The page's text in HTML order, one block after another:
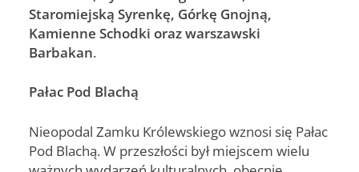
Staromiejską Syrenkę, Górkę Gnojną,
Kamienne Schodki oraz warszawski
Barbakan.
Pałac Pod Blachą
Nieopodal Zamku Królewskiego wznosi się Pałac
Pod Blachą. W przeszłości był miejscem wielu